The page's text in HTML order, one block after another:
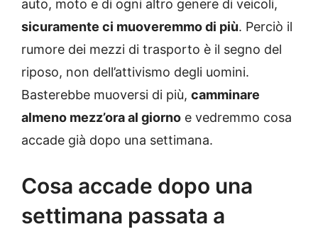
auto, moto e di ogni altro genere di veicoli,
sicuramente ci muoveremmo di più. Perciò il
rumore dei mezzi di trasporto è il segno del
riposo, non dell’attivismo degli uomini.
Basterebbe muoversi di più, camminare
almeno mezz’ora al giorno e vedremmo cosa
accade già dopo una settimana.
Cosa accade dopo una
settimana passata a